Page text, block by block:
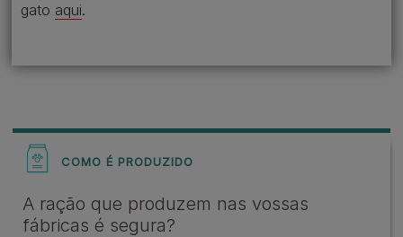
gato aqui.
COMO É PRODUZIDO
A ração que produzem nas vossas
fábricas é segura?